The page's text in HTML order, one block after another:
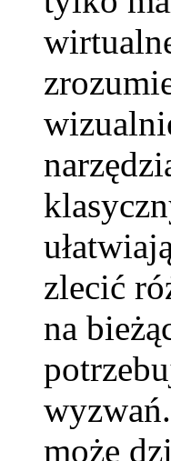
zlecić
na
może